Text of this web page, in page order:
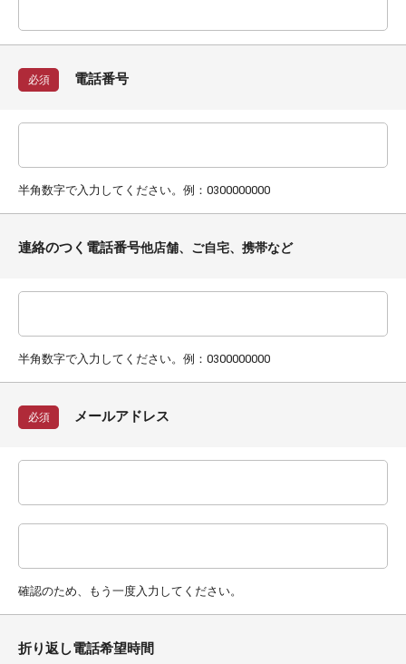
必須 電話番号
半角数字で入力してください。例：0300000000
連絡のつく電話番号他店舗、ご自宅、携帯など
半角数字で入力してください。例：0300000000
必須 メールアドレス
確認のため、もう一度入力してください。
折り返し電話希望時間